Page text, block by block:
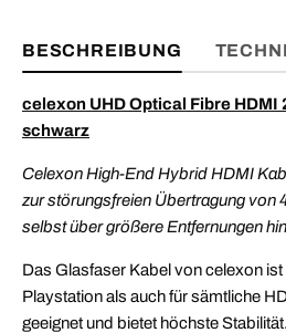
BESCHREIBUNG
celexon UHD Optical Fibre HDMI
schwarz
Celexon High-End Hybrid HDMI
zur störungsfreien Übertragung von
selbst über größere Entfernungen
Das Glasfaser Kabel von celexon ist
Playstation als auch für sämtliche
geeignet und bietet höchste